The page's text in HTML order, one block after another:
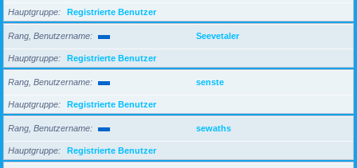
Hauptgruppe Registrierte Benutzer
Rang, Benutzername Seevetaler
Hauptgruppe Registrierte Benutzer
Rang, Benutzername senste
Hauptgruppe Registrierte Benutzer
Rang, Benutzername sewaths
Hauptgruppe Registrierte Benutzer